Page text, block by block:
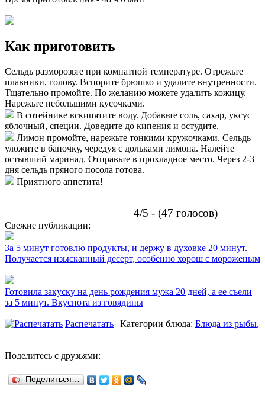
Как приготовить
Сельдь разморозьте при комнатной температуре. Отрежьте
плавники, голову. Вспорите брюшко и удалите внутренности.
Тщательно промойте. По желанию можете удалить кожицу.
Нарежьте небольшими кусочками.
В сотейнике вскипятите воду. Добавьте соль, сахар, уксус
яблочный, специи. Доведите до кипения и остудите.
Лимон промойте, нарежьте тонкими кружочками. Сельдь
уложите в баночку, чередуя с дольками лимона. Налейте
остывший маринад. Отправьте в прохладное место. Через 2-3
дня сельдь пряного посола готова.
Приятного аппетита!
4/5 - (47 голосов)
Свежие публикации:
За 5 минут готовлю продукты, и держу в духовке 20 минут.
Получается изысканный десерт, особенно хорош с мороженым
Готовила закуску на день рождения мужа 20 дней, а ее съели
за 5 минут. Вкуснота из говядины
Распечатать | Категории блюда: Блюда из рыбы,
Поделитесь с друзьями:
Поделиться…